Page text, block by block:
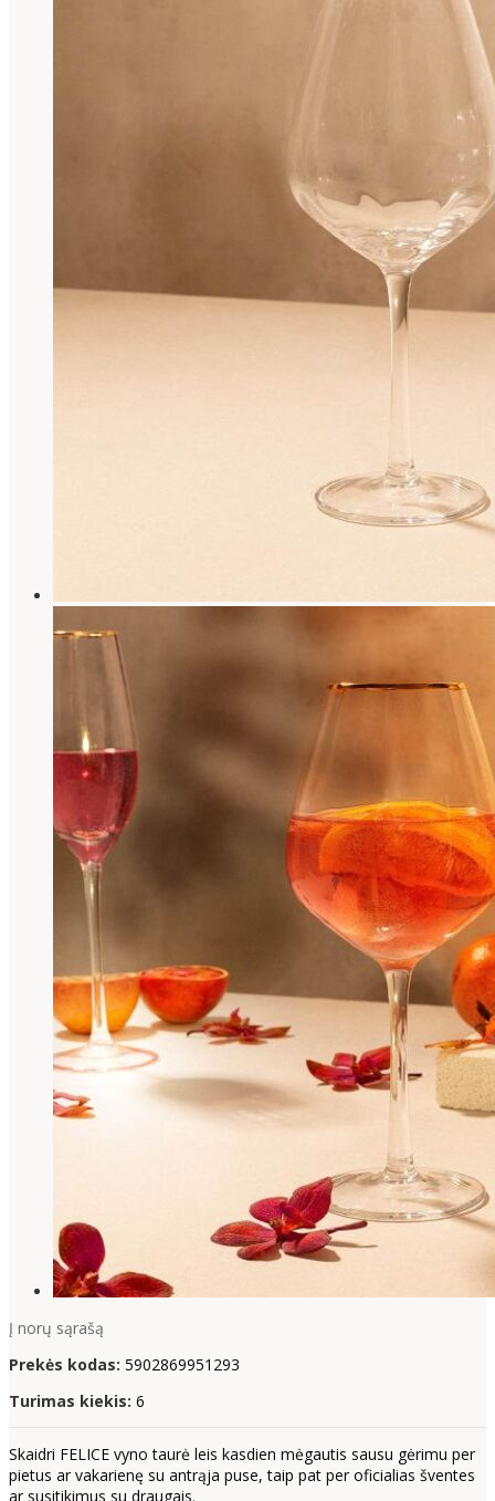
Į norų sąrašą
Prekės kodas: 5902869951293
Turimas kiekis: 6
Skaidri FELICE vyno taurė leis kasdien mėgautis sausu gėrimu per
pietus ar vakarienę su antrąja puse, taip pat per oficialias šventes
ar susitikimus su draugais.